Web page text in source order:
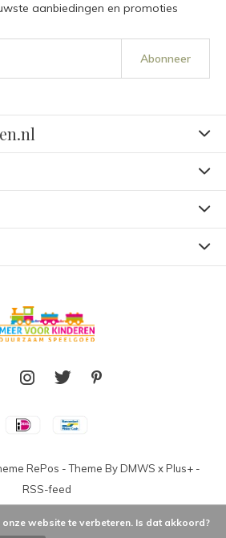
aanbiedingen en promoties
Abonneer
RePos - Theme ByDMWS xPlus+ -
RSS-feed
website te verbeteren. Is dat akkoord?